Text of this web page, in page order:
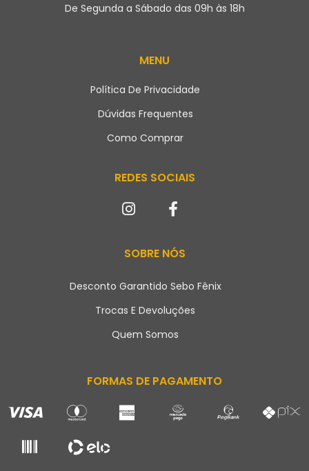
De Segunda a Sábado das 09h às 18h
MENU
Política De Privacidade
Dúvidas Frequentes
Como Comprar
REDES SOCIAIS
SOBRE NÓS
Desconto Garantido Sebo Fênix
Trocas E Devoluções
Quem Somos
FORMAS DE PAGAMENTO